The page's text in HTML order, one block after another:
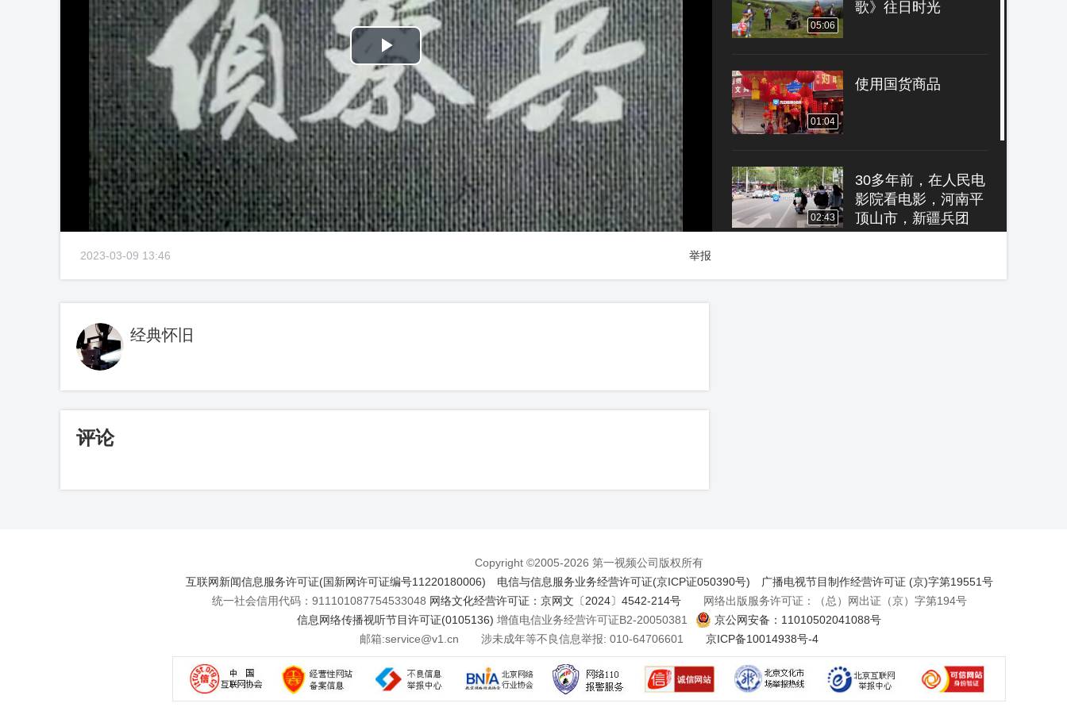
Play
Video
05:06
歌》往日时光
01:04
使用国货商品
02:43
30多年前，在人民电
影院看电影，河南平
顶山市，新疆兵团
爱萍照片相册《相
2023-03-09 13:46 举报
经典怀旧
评论
Copyright ©2005-2026 第一视频公司版权所有
互联网新闻信息服务许可证(国新网许可证编号11220180006)
电信与信息服务业务经营许可证(京ICP证050390号)
广播电视节目制作经营许可证 (京)字第19551号
统一社会信用代码：911101087754533048 网络文化经营许可证：京网文〔2024〕4542-214号网络出版服务许可证：（总）网出证（京）字第194号
信息网络传播视听节目许可证(0105136) 增值电信业务经营许可证B2-20050381
京公网安备：11010502041088号
邮箱:service@v1.cn 涉未成年等不良信息举报: 010-64706601 京ICP备10014938号-4